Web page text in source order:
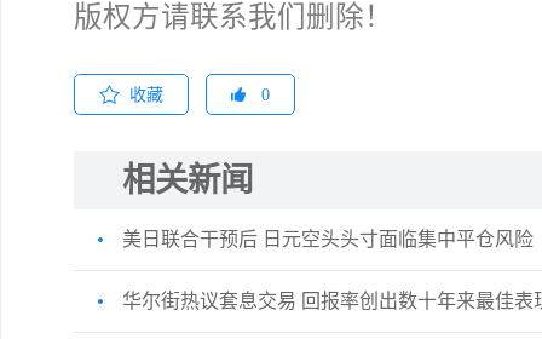
版权方请联系我们删除！
收藏 0
相关新闻
美日联合干预后 日元空头头寸面临集中平仓风险
华尔街热议套息交易 回报率创出数十年来最佳表